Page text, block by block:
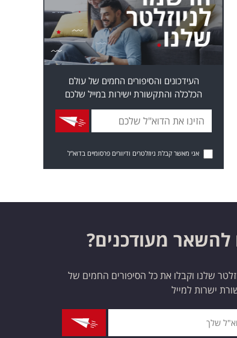
העידכונים והסיפורים החמים של עולם
הכלכלה והתקשורת ישירות במייל שלכם
אני מאשר קבלת ניוזלטרים ודיוורים פרסומיים בדוא"ל
להשאר מעודכנים?
שלנו וקבלו את כל הסיפורים החמים של
ישרות למייל